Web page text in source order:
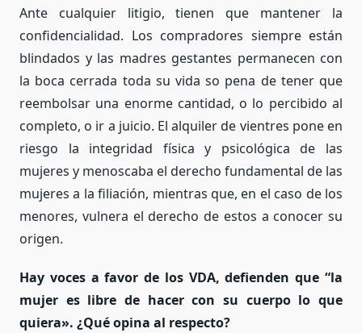
Ante cualquier litigio, tienen que mantener la
confidencialidad. Los compradores siempre están
blindados y las madres gestantes permanecen con
la boca cerrada toda su vida so pena de tener que
reembolsar una enorme cantidad, o lo percibido al
completo, o ir a juicio. El alquiler de vientres pone en
riesgo la integridad física y psicológica de las
mujeres y menoscaba el derecho fundamental de las
mujeres a la filiación, mientras que, en el caso de los
menores, vulnera el derecho de estos a conocer su
origen.
Hay voces a favor de los VDA, defienden que “la
mujer es libre de hacer con su cuerpo lo que
quiera». ¿Qué opina al respecto?